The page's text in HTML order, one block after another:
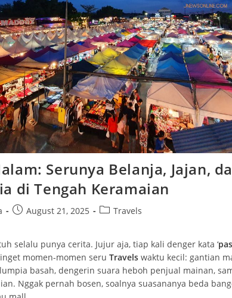
Serunya Belanja, Jajan,
di Tengah Keramaian
PostAugust 21, 2025
PostTravels
selalu punya cerita. Jujur aja, tiap kali denger kata ‘
momen-momen seru Travelswaktu kecil: gantian
basah, dengerin suara heboh penjual mainan,
Nggak pernah bosen, soalnya suasananya beda